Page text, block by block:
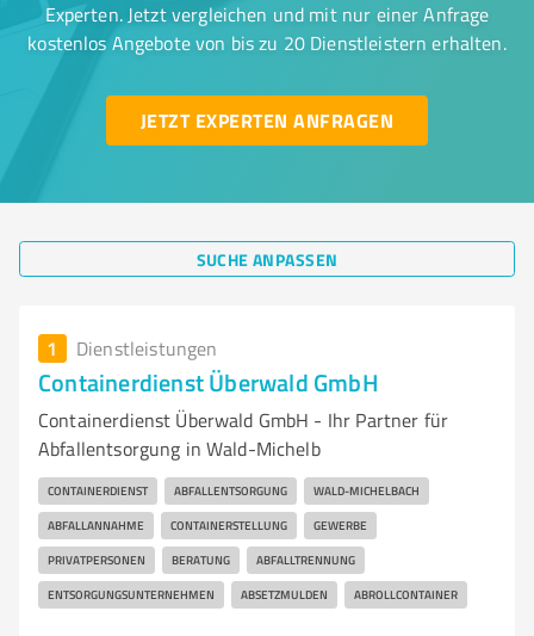
Experten. Jetzt vergleichen und mit nur einer Anfrage
kostenlos Angebote von bis zu 20 Dienstleistern erhalten.
JETZT EXPERTEN ANFRAGEN
SUCHE ANPASSEN
1 Dienstleistungen
Containerdienst Überwald GmbH
Containerdienst Überwald GmbH - Ihr Partner für
Abfallentsorgung in Wald-Michelb
CONTAINERDIENST ABFALLENTSORGUNG WALD-MICHELBACH
ABFALLANNAHME CONTAINERSTELLUNG GEWERBE
PRIVATPERSONEN BERATUNG ABFALLTRENNUNG
ENTSORGUNGSUNTERNEHMEN ABSETZMULDEN ABROLLCONTAINER